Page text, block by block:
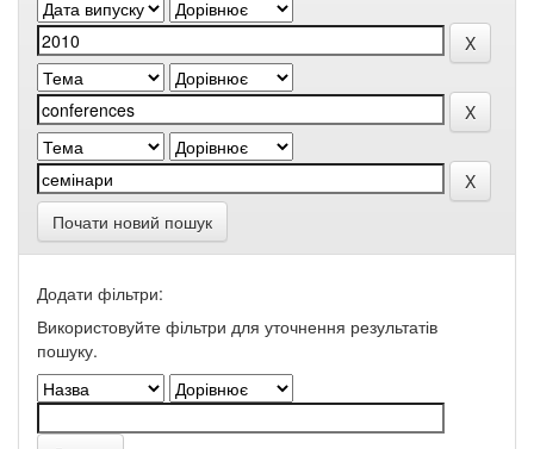
Почати новий пошук
Додати фільтри:
Використовуйте фільтри для уточнення результатів
пошуку.